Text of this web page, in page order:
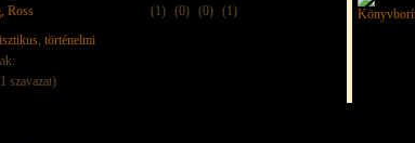
Ross (1) (0) (0) (1)
, történelmi
szavazat)